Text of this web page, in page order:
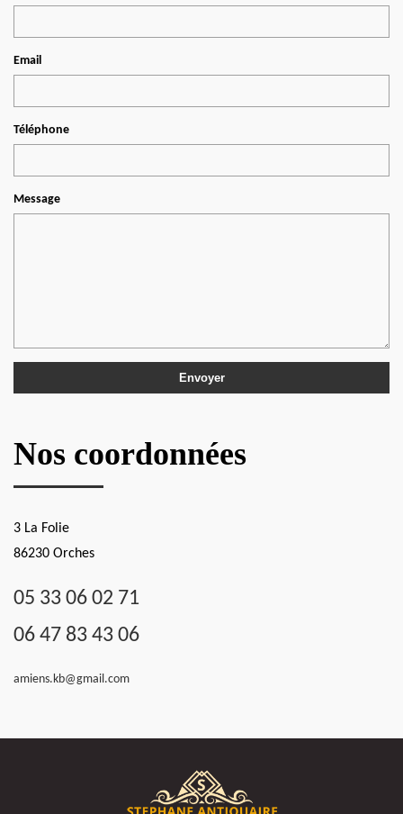
Email
Téléphone
Message
Nos coordonnées
3 La Folie
86230 Orches
05 33 06 02 71
06 47 83 43 06
amiens.kb@gmail.com